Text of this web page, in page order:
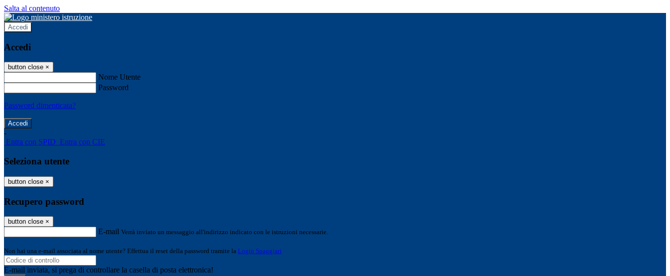
Salta al contenuto
Accedi
Accedi
button close ×
Nome Utente
Password
Password dimenticata?
-
Entra con SPID Entra con CIE
Seleziona utente
button close ×
Recupero password
button close ×
E-mail Verrà inviato un messaggio all'indirizzo indicato con le istruzioni necessarie.
Non hai una e-mail associata al nome utente? Effettua il reset della password tramite la Login Spaggiari
E-mail inviata, si prega di controllare la casella di posta elettronica!